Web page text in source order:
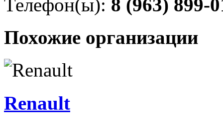
Телефон(ы): 8 (963) 899-
Похожие организации
Renault